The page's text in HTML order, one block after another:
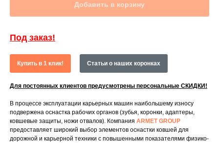
Добавить в корзину
Под заказ!
Купить в 1 клик! Статьи о наших коронках
Для постоянных клиентов предусмотрены персональные СКИДКИ!
В процессе эксплуатации карьерных машин наибольшему износу
подвержена оснастка рабочих органов (зубья, коронки, адаптеры,
ковшевые защиты, ножи отвалов). Компания ARMET GROUP
предоставляет широкий выбор элементов оснастки ковшей для
дорожной и карьерной техники с повышенными показателями физико-